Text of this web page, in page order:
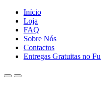
Início
Loja
FAQ
Sobre Nós
Contactos
Entregas Gratuitas no